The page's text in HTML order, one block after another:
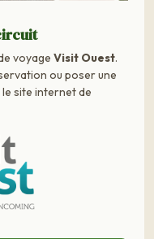
voyage Visit Ouest.
ou poser une
site internet de